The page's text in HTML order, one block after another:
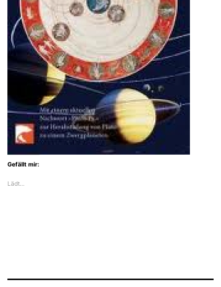
Gefällt mir:
Lädt…